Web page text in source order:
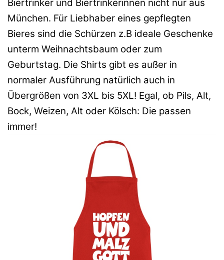
Biertrinker und Biertrinkerinnen nicht nur aus
München. Für Liebhaber eines gepflegten
Bieres sind die Schürzen z.B ideale Geschenke
unterm Weihnachtsbaum oder zum
Geburtstag. Die Shirts gibt es außer in
normaler Ausführung natürlich auch in
Übergrößen von 3XL bis 5XL! Egal, ob Pils, Alt,
Bock, Weizen, Alt oder Kölsch: Die passen
immer!